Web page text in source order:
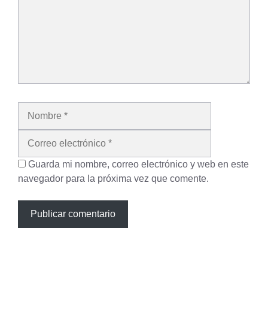
Guarda mi nombre, correo electrónico y web en este
navegador para la próxima vez que comente.